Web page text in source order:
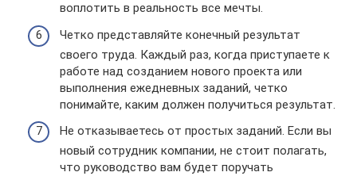
воплотить в реальность все мечты.
Четко представляйте конечный результат
своего труда. Каждый раз, когда приступаете к
работе над созданием нового проекта или
выполнения ежедневных заданий, четко
понимайте, каким должен получиться результат.
Не отказываетесь от простых заданий. Если вы
новый сотрудник компании, не стоит полагать,
что руководство вам будет поручать